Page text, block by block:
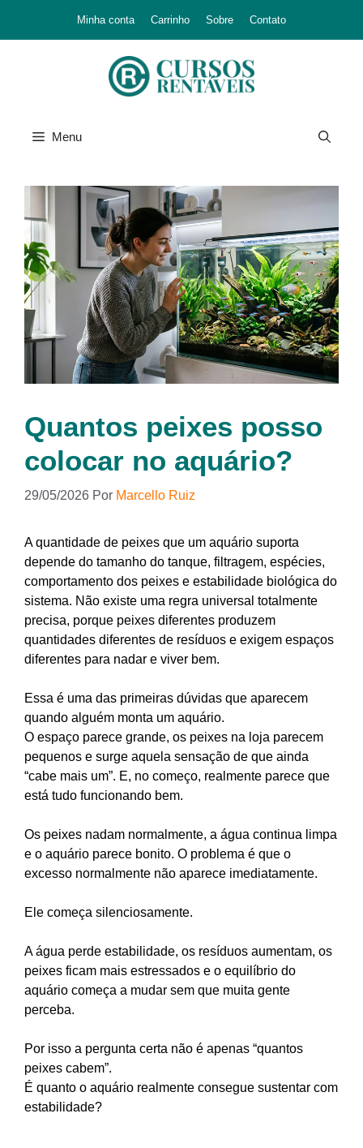
Minha conta Carrinho Sobre Contato
Menu
Quantos peixes posso
colocar no aquário?
29/05/2026 Por Marcello Ruiz
A quantidade de peixes que um aquário suporta
depende do tamanho do tanque, filtragem, espécies,
comportamento dos peixes e estabilidade biológica do
sistema. Não existe uma regra universal totalmente
precisa, porque peixes diferentes produzem
quantidades diferentes de resíduos e exigem espaços
diferentes para nadar e viver bem.
Essa é uma das primeiras dúvidas que aparecem
quando alguém monta um aquário.
O espaço parece grande, os peixes na loja parecem
pequenos e surge aquela sensação de que ainda
“cabe mais um”. E, no começo, realmente parece que
está tudo funcionando bem.
Os peixes nadam normalmente, a água continua limpa
e o aquário parece bonito. O problema é que o
excesso normalmente não aparece imediatamente.
Ele começa silenciosamente.
A água perde estabilidade, os resíduos aumentam, os
peixes ficam mais estressados e o equilíbrio do
aquário começa a mudar sem que muita gente
perceba.
Por isso a pergunta certa não é apenas “quantos
peixes cabem”.
É quanto o aquário realmente consegue sustentar com
estabilidade?